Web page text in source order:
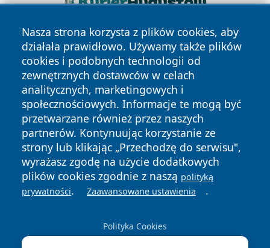
Nasza strona korzysta z plików cookies, aby
działała prawidłowo. Używamy także plików
cookies i podobnych technologii od
zewnętrznych dostawców w celach
analitycznych, marketingowych i
społecznościowych. Informacje te mogą być
przetwarzane również przez naszych
partnerów. Kontynuując korzystanie ze
strony lub klikając „Przechodzę do serwisu",
wyrażasz zgodę na użycie dodatkowych
plików cookies zgodnie z naszą polityką
prywatności. Zaawansowane ustawienia .
Polityka Cookies
Copyright © 2026 szczecin4u.pl Wszystkie prawa zastrzeżone.
News Autorzy
Polityka
Prywatności
Polityka
Cookies